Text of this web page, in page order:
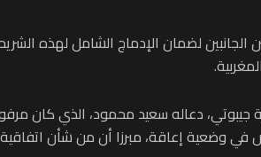
لضمان الإدماج الشامل لهذه
جيبوتي، دعاله سعيد محمود، الذي كان
وضعية إعاقة، مبرزا أن من شأن